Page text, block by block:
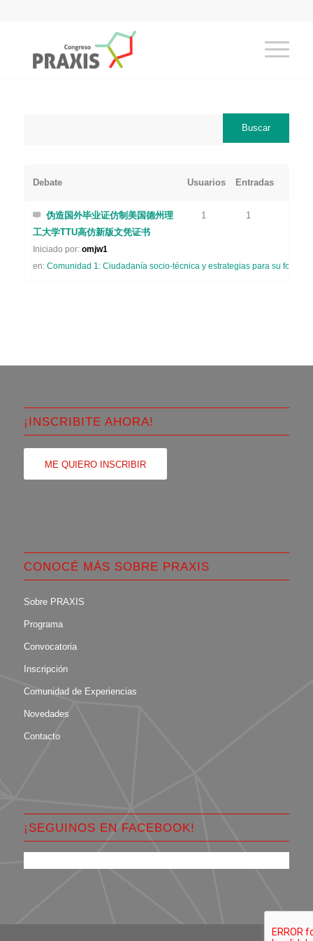
Debate Usuarios Entradas
伪造国外毕业证仿制美国德州理
工大学TTU高仿新版文凭证书
Iniciado por: omjw1
en: Comunidad 1: Ciudadanía socio-técnica y estrategias para su
1 1
¡INSCRIBITE AHORA!
ME QUIERO INSCRIBIR
CONOCÉ MÁS SOBRE PRAXIS
Sobre PRAXIS
Programa
Convocatoria
Inscripción
Comunidad de Experiencias
Novedades
Contacto
¡SEGUINOS EN FACEBOOK!